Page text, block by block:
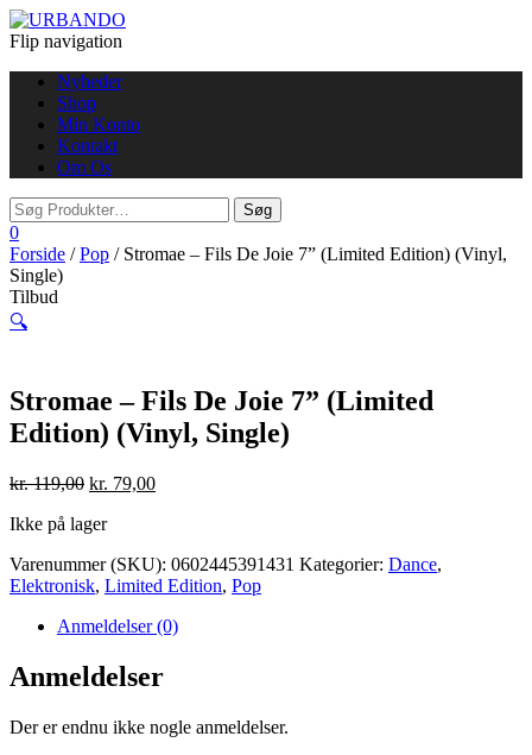
Flip navigation
Nyheder
Shop
Min Konto
Kontakt
Om Os
0
Forside /Pop / Stromae – Fils De Joie 7” (Limited Edition) (Vinyl,
Single)
Tilbud
🔍
Stromae – Fils De Joie 7” (Limited
Edition) (Vinyl, Single)
kr.119,00 kr. 79,00
Ikke på lager
Varenummer (SKU): 0602445391431 Kategorier: Dance,
Elektronisk, Limited Edition, Pop
Anmeldelser (0)
Anmeldelser
Der er endnu ikke nogle anmeldelser.